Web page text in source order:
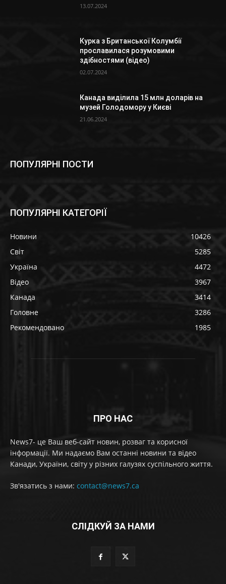
13.07.2024
Курка з Британської Колумбії
прославилася розумовими
здібностями (відео)
02.07.2024
Канада виділила 15 млн доларів на
музей Голодомору у Києві
21.06.2024
ПОПУЛЯРНІ ПОСТИ
ПОПУЛЯРНІ КАТЕГОРІЇ
Новини
10426
Світ
5285
Україна
4472
Відео
3967
Канада
3414
Головне
3286
Рекомендовано
1985
ПРО НАС
News7- це Ваш веб-сайт новин, розваг та корисної
інформації. Ми надаємо Вам останні новини та відео
Канади, України, світу у різних галузях суспільного життя.
Зв'язатись з нами: contact@news7.ca
СЛІДКУЙ ЗА НАМИ